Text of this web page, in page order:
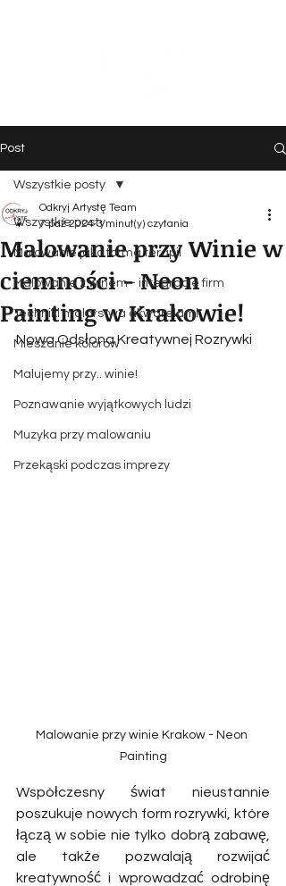
Post
Wszystkie posty
Malowanie jako forma terapii
Malowanie z winem - integracje firm
Techniki malarstwa akwarelami
Mieszanie kolorów
Malujemy przy.. winie!
Poznawanie wyjątkowych ludzi
Muzyka przy malowaniu
Przekąski podczas imprezy
Wszystkie posty
Malowanie przy Winie w
ciemności - Neon
Painting w Krakowie!
Odkryj Artystę Team
7 paź 2024 3 minut(y) czytania
Nowa Odsłona Kreatywnej Rozrywki
Malowanie przy winie Krakow - Neon
Painting
Współczesny świat nieustannie
poszukuje nowych form rozrywki, które
łączą w sobie nie tylko dobrą zabawę,
ale także pozwalają rozwijać
kreatywność i wprowadzać odrobinę